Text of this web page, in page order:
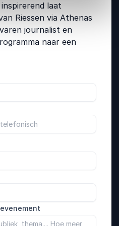
laat
Riessen via Athenas
journalist en
naar een